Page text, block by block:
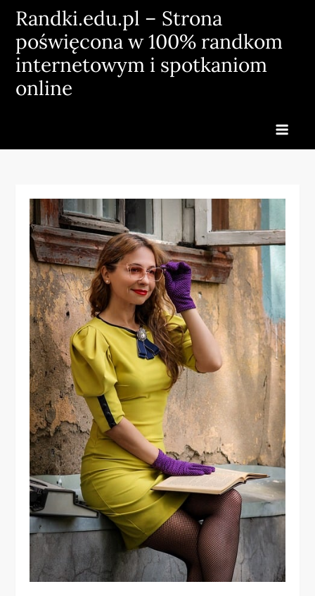
Skip
content
Randki.edu.pl – Strona
poświęcona w 100% randkom
internetowym i spotkaniom
online